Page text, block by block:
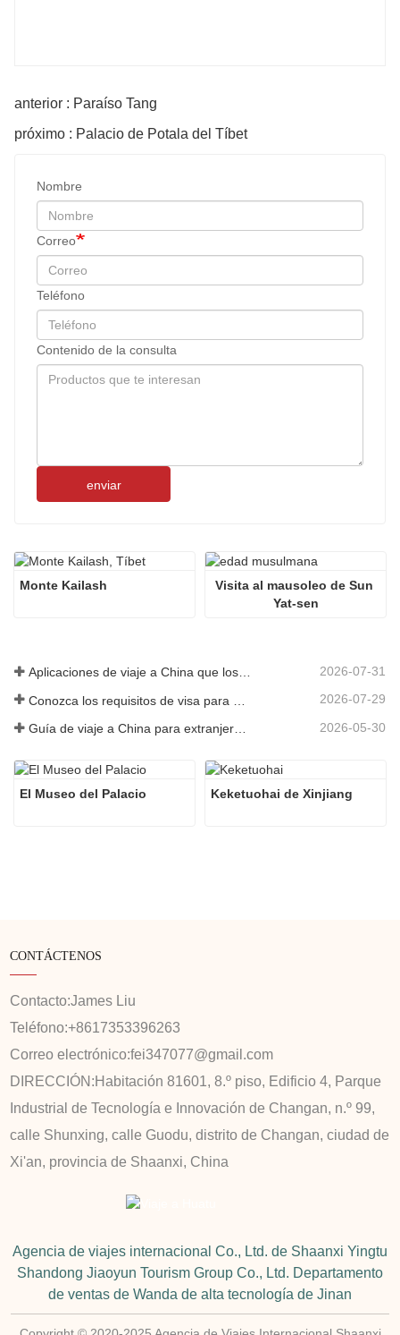
anterior : Paraíso Tang
próximo : Palacio de Potala del Tíbet
Nombre
Correo
Teléfono
Contenido de la consulta
enviar
Monte Kailash
Visita al mausoleo de Sun
Yat-sen
Aplicaciones de viaje a China que los visitantes extranjeros realmente necesitan en 2026 2026-07-31
2026-07-29
2026-05-30
El Museo del Palacio Keketuohai de Xinjiang
CONTÁCTENOS
Contacto:James Liu
Teléfono:+8617353396263
Correo electrónico:fei347077@gmail.com
DIRECCIÓN: Habitación 81601, 8.º piso, Edificio 4, Parque
Industrial de Tecnología e Innovación de Changan, n.º 99,
calle Shunxing, calle Guodu, distrito de Changan, ciudad de
Xi'an, provincia de Shaanxi, China
Agencia de viajes internacional Co., Ltd. de Shaanxi Yingtu
Shandong Jiaoyun Tourism Group Co., Ltd. Departamento
de ventas de Wanda de alta tecnología de Jinan